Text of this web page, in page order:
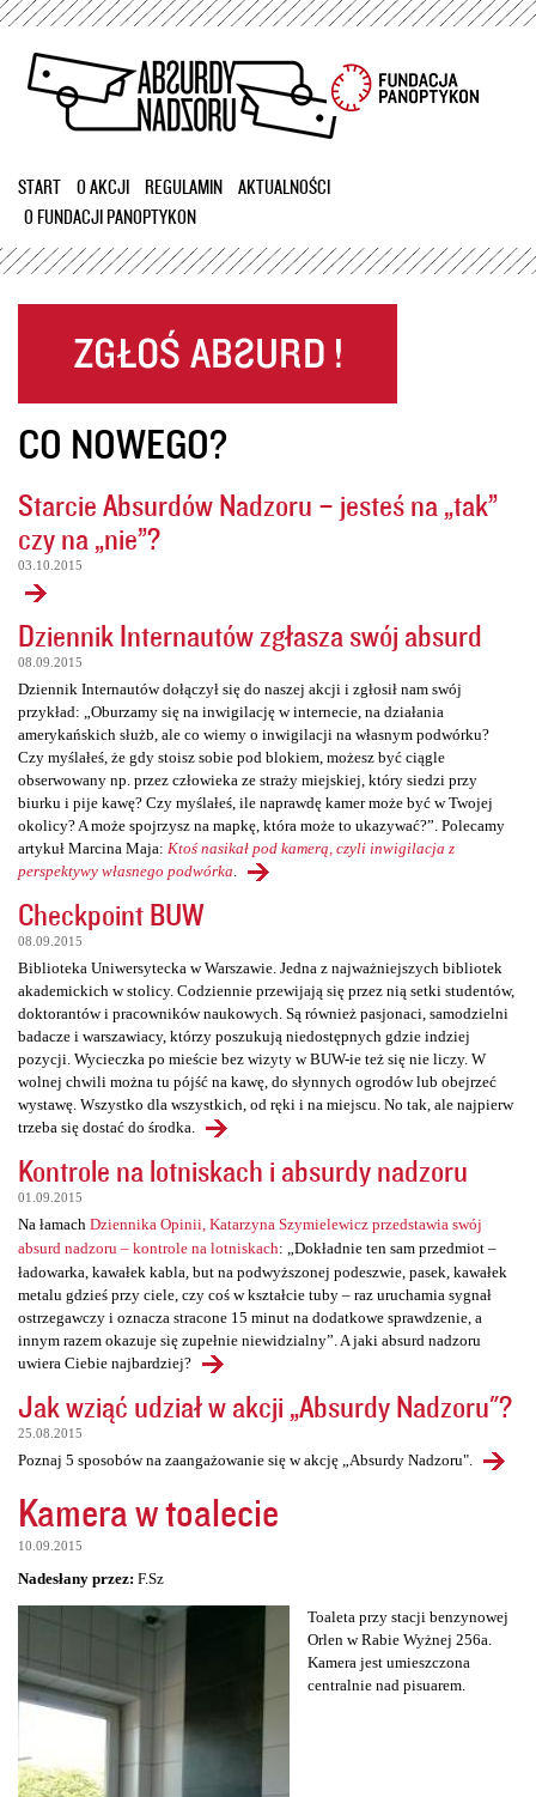
Przejdź
treści
START O AKCJI REGULAMIN
AKTUALNOŚCI
O FUNDACJI PANOPTYKON
CO NOWEGO?
Starcie Absurdów Nadzoru – jesteś na „tak”
czy na „nie”?
03.10.2015
Dziennik Internautów zgłasza swój absurd
08.09.2015
Dziennik Internautów dołączył się do naszej akcji i zgłosił nam swój
przykład: „Oburzamy się na inwigilację w internecie, na działania
amerykańskich służb, ale co wiemy o inwigilacji na własnym podwórku?
Czy myślałeś, że gdy stoisz sobie pod blokiem, możesz być ciągle
obserwowany np. przez człowieka ze straży miejskiej, który siedzi przy
biurku i pije kawę? Czy myślałeś, ile naprawdę kamer może być w Twojej
okolicy? A może spojrzysz na mapkę, która może to ukazywać?”. Polecamy
artykuł Marcina Maja: Ktoś nasikał pod kamerą, czyli inwigilacja z
perspektywy własnego podwórka
Checkpoint BUW
08.09.2015
Biblioteka Uniwersytecka w Warszawie. Jedna z najważniejszych bibliotek
akademickich w stolicy. Codziennie przewijają się przez nią setki studentów,
doktorantów i pracowników naukowych. Są również pasjonaci, samodzielni
badacze i warszawiacy, którzy poszukują niedostępnych gdzie indziej
pozycji. Wycieczka po mieście bez wizyty w BUW-ie też się nie liczy. W
wolnej chwili można tu pójść na kawę, do słynnych ogrodów lub obejrzeć
wystawę. Wszystko dla wszystkich, od ręki i na miejscu. No tak, ale najpierw
trzeba się dostać do środka.
Kontrole na lotniskach i absurdy nadzoru
01.09.2015
Na łamach Dziennika Opinii, Katarzyna Szymielewicz przedstawia swój
absurd nadzoru – kontrole na lotniskach: „Dokładnie ten sam przedmiot –
ładowarka, kawałek kabla, but na podwyższonej podeszwie, pasek, kawałek
metalu gdzieś przy ciele, czy coś w kształcie tuby – raz uruchamia sygnał
ostrzegawczy i oznacza stracone 15 minut na dodatkowe sprawdzenie, a
innym razem okazuje się zupełnie niewidzialny”. A jaki absurd nadzoru
uwiera Ciebie najbardziej?
Jak wziąć udział w akcji „Absurdy Nadzoru"?
25.08.2015
Poznaj 5 sposobów na zaangażowanie się w akcję „Absurdy Nadzoru".
Kamera w toalecie
10.09.2015
Nadesłany przez: F.Sz
Toaleta przy stacji benzynowej
Orlen w Rabie Wyżnej 256a.
Kamera jest umieszczona
centralnie nad pisuarem.